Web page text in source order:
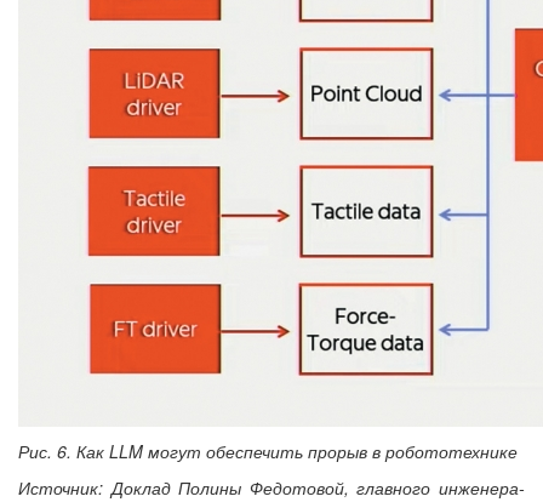
Рис. 6. Как LLM могут обеспечить прорыв в робототехнике
Источник: Доклад Полины Федотовой, главного инженера-